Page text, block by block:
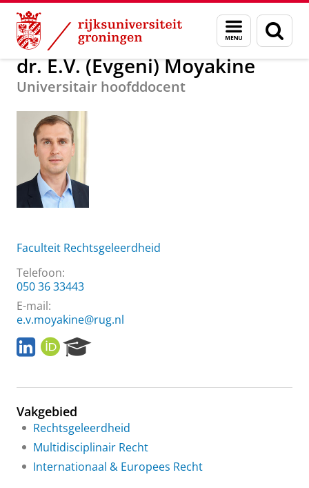
Skip
Content
Skip
Navigation
Menu
en
zoeken
Over ons dr. E.V. (Evgeni) Moyakine
dr. E.V. (Evgeni) Moyakine
Universitair hoofddocent
Faculteit Rechtsgeleerdheid
Telefoon:
050 36 33443
E-mail:
e.v.moyakine@rug.nl
L
i
k
d
I
n
O
R
I
e
c
h
P
o
Vakgebied
Rechtsgeleerdheid
Multidisciplinair Recht
Internationaal & Europees Recht